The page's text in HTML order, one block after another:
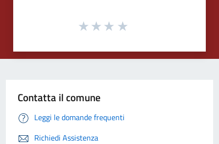
Contatta il comune
Leggi le domande frequenti
Richiedi Assistenza